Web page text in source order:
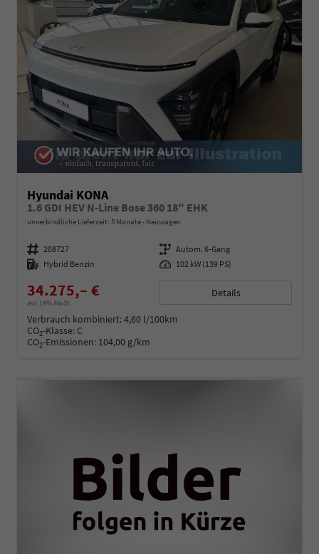
Hyundai KONA
1.6 GDI HEV N-Line Bose 360 18" EHK
unverbindliche Lieferzeit: 5 Monate Neuwagen
Fahrzeugnummer 208727 Getriebe Autom. 6-Gang
Kraftstoff Hybrid Benzin Leistung 102 kW (139 PS)
34.275,– €
incl. 19% MwSt.
Details
Verbrauch kombiniert:4,60 l/100km
CO2-Klasse: C
CO2-Emissionen: 104,00 g/km